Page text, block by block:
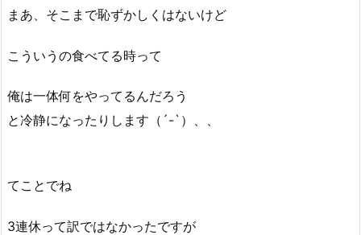
まあ、そこまで恥ずかしくはないけど
こういうの食べてる時って
俺は一体何をやってるんだろう
と冷静になったりします（´-`）、、
てことでね
3連休って訳ではなかったですが